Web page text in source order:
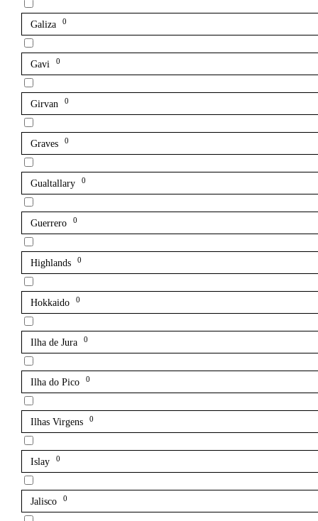
Galiza 0
Gavi 0
Girvan 0
Graves 0
Gualtallary 0
Guerrero 0
Highlands 0
Hokkaido 0
Ilha de Jura 0
Ilha do Pico 0
Ilhas Virgens 0
Islay 0
Jalisco 0